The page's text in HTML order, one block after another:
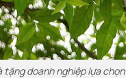
tặng doanh nghiệp lựa chọn